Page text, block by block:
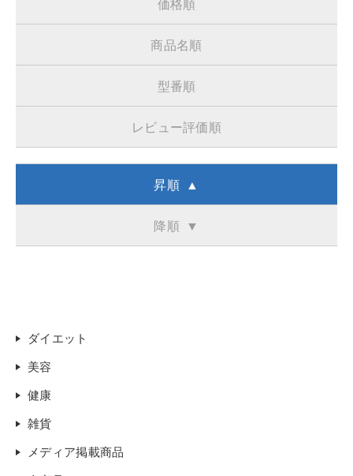
商品名順
型番順
レビュー評価順
昇順 ▲
降順 ▼
ダイエット
美容
健康
雑貨
メディア掲載商品